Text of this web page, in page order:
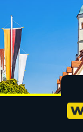
Leute